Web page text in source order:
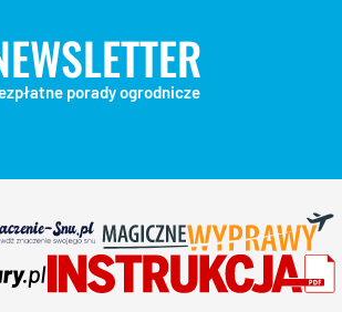
porady ogrodnicze